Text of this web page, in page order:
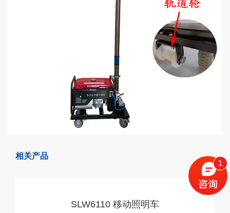
相关产品
SLW6110 移动照明车
1